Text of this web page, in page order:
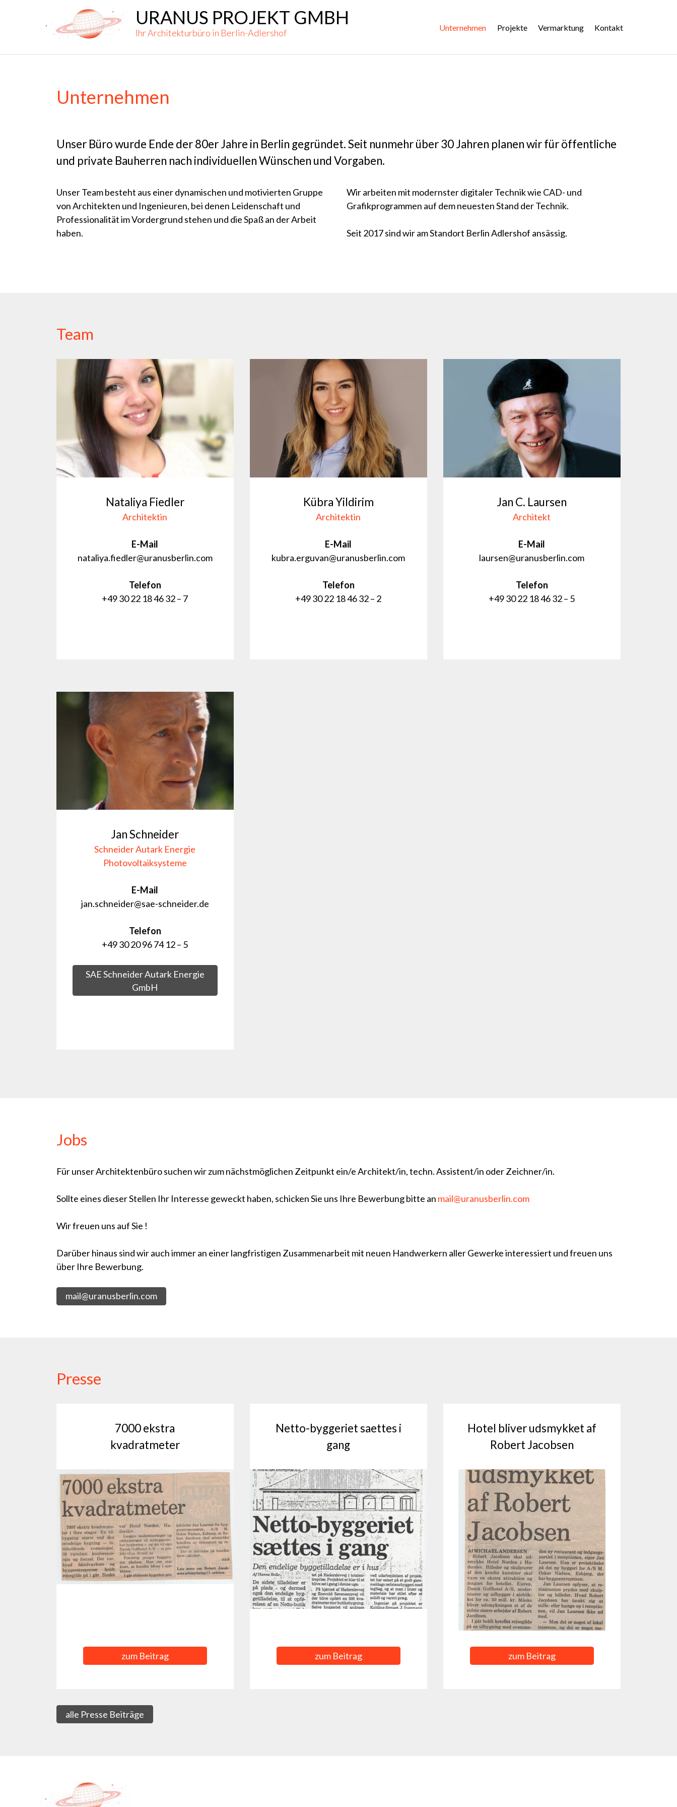
URANUS PROJEKT GMBH
Ihr Architekturbüro in Berlin-Adlershof
Menu
Unternehmen Projekte Vermarktung Kontakt
Unternehmen
Unser Büro wurde Ende der 80er Jahre in Berlin gegründet. Seit nunmehr über 30 Jahren planen wir für öffentliche
und private Bauherren nach individuellen Wünschen und Vorgaben.
Unser Team besteht aus einer dynamischen und motivierten Gruppe
von Architekten und Ingenieuren, bei denen Leidenschaft und
Professionalität im Vordergrund stehen und die Spaß an der Arbeit
haben.
Wir arbeiten mit modernster digitaler Technik wie CAD- und
Grafikprogrammen auf dem neuesten Stand der Technik.
Seit 2017 sind wir am Standort Berlin Adlershof ansässig.
Team
Nataliya Fiedler
Architektin
E-Mail
nataliya.fiedler@uranusberlin.com
Telefon
+49 30 22 18 46 32 – 7
Kübra Yildirim
Architektin
E-Mail
kubra.erguvan@uranusberlin.com
Telefon
+49 30 22 18 46 32 – 2
Jan C. Laursen
Architekt
E-Mail
laursen@uranusberlin.com
Telefon
+49 30 22 18 46 32 – 5
Jan Schneider
Schneider Autark Energie
Photovoltaiksysteme
E-Mail
jan.schneider@sae-schneider.de
Telefon
+49 30 20 96 74 12 – 5
SAE Schneider Autark Energie
GmbH
Jobs
Für unser Architektenbüro suchen wir zum nächstmöglichen Zeitpunkt ein/e Architekt/in, techn. Assistent/in oder Zeichner/in.
Sollte eines dieser Stellen Ihr Interesse geweckt haben, schicken Sie uns Ihre Bewerbung bitte an mail@uranusberlin.com
Wir freuen uns auf Sie !
Darüber hinaus sind wir auch immer an einer langfristigen Zusammenarbeit mit neuen Handwerkern aller Gewerke interessiert und freuen uns
über Ihre Bewerbung.
mail@uranusberlin.com
Presse
7000 ekstra
kvadratmeter
zum Beitrag
Netto-byggeriet saettes i
gang
zum Beitrag
Hotel bliver udsmykket af
Robert Jacobsen
zum Beitrag
alle Presse Beiträge